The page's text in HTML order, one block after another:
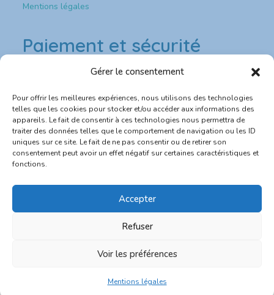
Gérer le consentement
Pour offrir les meilleures expériences, nous utilisons des technologies
telles que les cookies pour stocker et/ou accéder aux informations des
appareils. Le fait de consentir à ces technologies nous permettra de
traiter des données telles que le comportement de navigation ou les ID
uniques sur ce site. Le fait de ne pas consentir ou de retirer son
consentement peut avoir un effet négatif sur certaines caractéristiques et
fonctions.
Accepter
Refuser
Voir les préférences
Mentions légales
Mentions légales
Paiement et sécurité
Paiement & sécurité
💳 Paiement sécurisé CB
🔐 Site protégé SSL
📦 Expédition rapide depuis la France
💬 Service client réactif
Bulle de bonne heure - RCS numéro 852 297 449 R.C.S. Melun